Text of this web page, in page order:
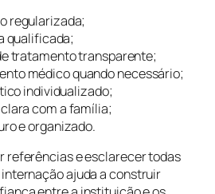
regularizada;
qualificada;
tratamento transparente;
médico quando necessário;
individualizado;
com a família;
e organizado.
referências e esclarecer todas
ajuda a construir